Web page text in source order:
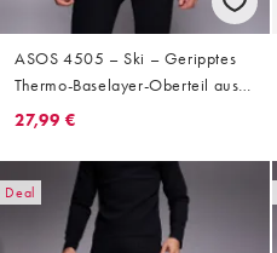
ASOS 4505 – Ski – Geripptes
Thermo-Baselayer-Oberteil aus
schweißableitendem Material in
und Stehkragen
27,99 €
Deal